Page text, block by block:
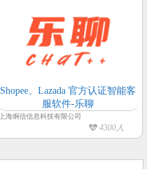
Shopee、Lazada 官方认证智能客
服软件-乐聊
上海炯信信息科技有限公司
4300人